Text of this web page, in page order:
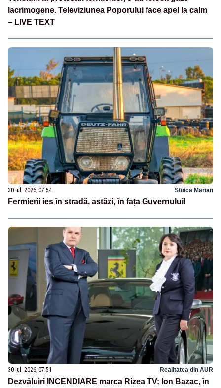
lacrimogene. Televiziunea Poporului face apel la calm
– LIVE TEXT
30 iul. 2026, 07:54 Stoica Marian
Fermierii ies în stradă, astăzi, în fața Guvernului!
30 iul. 2026, 07:51 Realitatea din AUR
Dezvăluiri INCENDIARE marca Rizea TV: Ion Bazac, în